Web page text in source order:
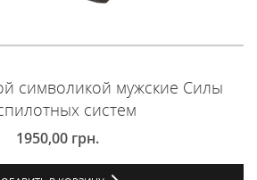
символикой мужские Силы
систем
1950,00 грн.